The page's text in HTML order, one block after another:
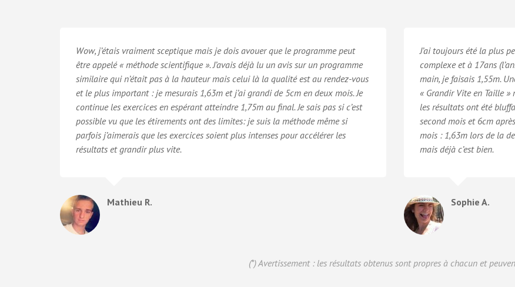
Wow, j’étais vraiment sceptique mais je dois avouer que le programme peut
être appelé « méthode scientifique ». J’avais déjà lu un avis sur un programme
similaire qui n’était pas à la hauteur mais celui là la qualité est au rendez-vous
et le plus important : je mesurais 1,63m et j’ai grandi de 5cm en deux mois. Je
continue les exercices en espérant atteindre 1,75m au final. Je sais pas si c’est
possible vu que les étirements ont des limites: je suis la méthode même si
parfois j’aimerais que les exercices soient plus intenses pour accélérer les
résultats et grandir plus vite.
Mathieu R.
J’ai toujours été la plus
complexe et à 17ans
main, je faisais 1,55m.
« Grandir Vite en Taille »
les résultats ont été
second mois et 6cm
mois : 1,63m lors de la
mais déjà c’est bien.
Sophie A.
(*) Avertissement : les résultats obtenus sont propres à chacun et